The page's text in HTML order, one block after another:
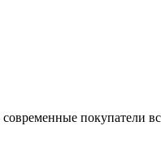
покупатели